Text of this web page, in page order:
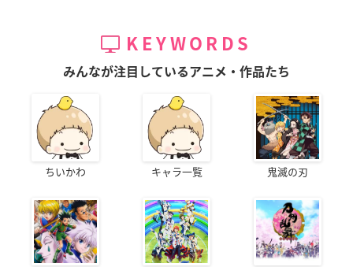
KEYWORDS
みんなが注目しているアニメ・作品たち
ちいかわ キャラ一覧 鬼滅の刃